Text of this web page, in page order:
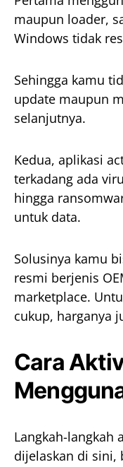
maupun loader,
Windows tidak
Sehingga kamu
update maupun
selanjutnya.
Kedua, aplikasi
terkadang ada
hingga
untuk data.
Solusinya kamu
resmi berjenis
marketplace.
cukup, harganya
Cara
Langkah-langkah
dijelaskan di sini,